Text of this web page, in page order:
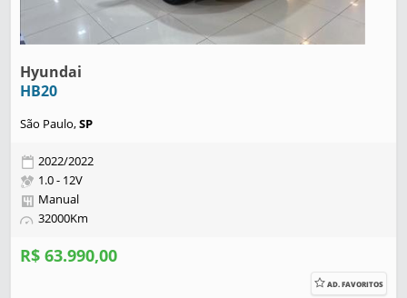
Hyundai
HB20
São Paulo,SP
2022/2022
1.0 - 12V
Manual
32000Km
R$ 63.990,00
AD. FAVORITOS